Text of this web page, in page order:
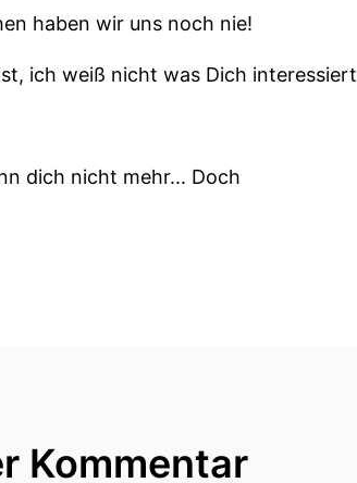
haben wir uns noch nie!
ich weiß nicht was Dich interessiert
dich nicht mehr... Doch
Kommentar